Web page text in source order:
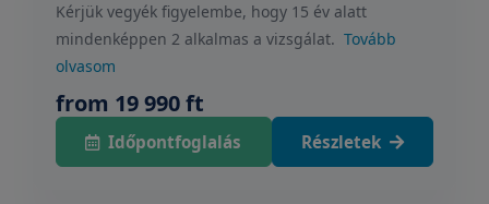
Kérjük vegyék figyelembe, hogy 15 év alatt
mindenképpen 2 alkalmas a vizsgálat. Tovább
olvasom
from 19 990 ft
Időpontfoglalás Részletek